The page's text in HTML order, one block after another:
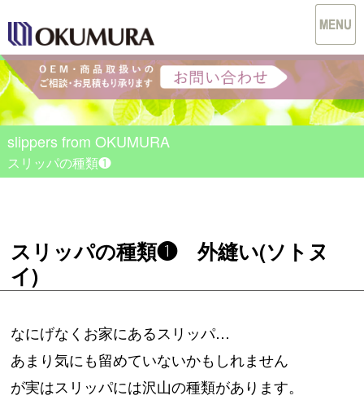
slippers from OKUMURA
スリッパの種類❶
スリッパの種類❶ 外縫い(ソトヌ
イ)
なにげなくお家にあるスリッパ…
あまり気にも留めていないかもしれません
が実はスリッパには沢山の種類があります。